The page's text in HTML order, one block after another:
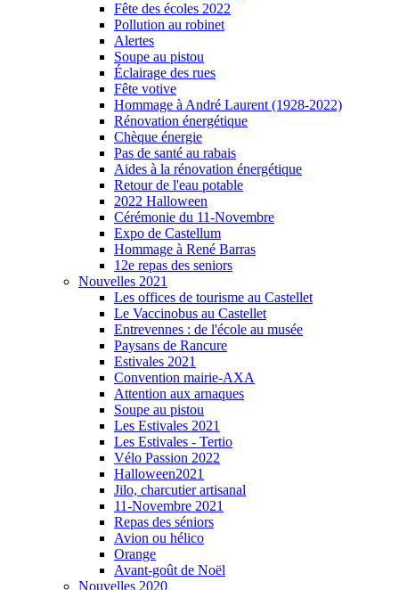
Fête des écoles 2022
Pollution au robinet
Alertes
Soupe au pistou
Éclairage des rues
Fête votive
Hommage à André Laurent (1928-2022)
Rénovation énergétique
Chèque énergie
Pas de santé au rabais
Aides à la rénovation énergétique
Retour de l'eau potable
2022 Halloween
Cérémonie du 11-Novembre
Expo de Castellum
Hommage à René Barras
12e repas des seniors
Nouvelles 2021
Les offices de tourisme au Castellet
Le Vaccinobus au Castellet
Entrevennes : de l'école au musée
Paysans de Rancure
Estivales 2021
Convention mairie-AXA
Attention aux arnaques
Soupe au pistou
Les Estivales 2021
Les Estivales - Tertio
Vélo Passion 2022
Halloween2021
Jilo, charcutier artisanal
11-Novembre 2021
Repas des séniors
Avion ou hélico
Orange
Avant-goût de Noël
Nouvelles 2020